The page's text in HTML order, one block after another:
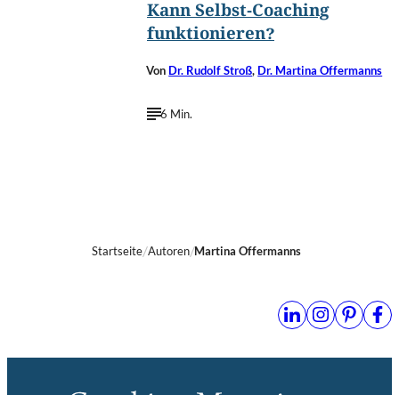
Kann Selbst-Coaching
funktionieren?
Von Dr. Rudolf Stroß, Dr. Martina Offermanns
6 Min.
Startseite Autoren Martina Offermanns